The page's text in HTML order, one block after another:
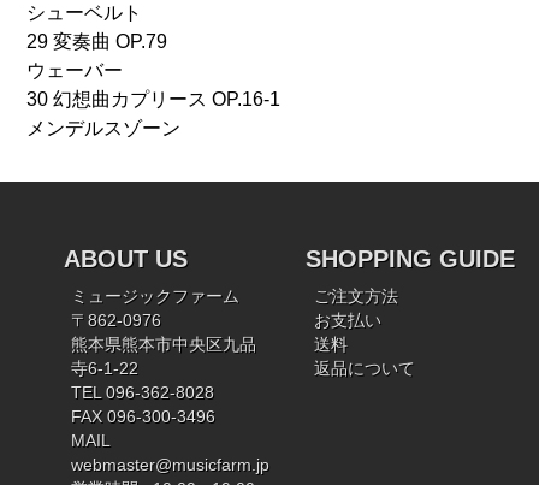
シューベルト
29 変奏曲 OP.79
ウェーバー
30 幻想曲カプリース OP.16-1
メンデルスゾーン
ABOUT US
ミュージックファーム
〒862-0976
熊本県熊本市中央区九品
寺6-1-22
TEL 096-362-8028
FAX 096-300-3496
MAIL
webmaster@musicfarm.jp
SHOPPING GUIDE
ご注文方法
お支払い
送料
返品について